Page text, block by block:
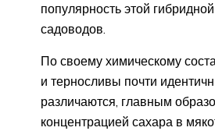
популярность этой
садоводов.
По своему химическому
и терносливы почти
различаются, главным
концентрацией сахара в